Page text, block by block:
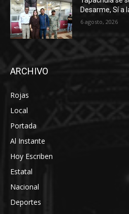
Desarme, Sí a
6 agosto, 2026
ARCHIVO
Rojas
Local
Portada
Al Instante
Hoy Escriben
Estatal
Nacional
Deportes